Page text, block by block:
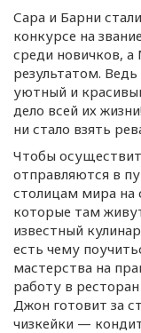
Сара и Барни
конкурсе на
среди новичков, а
результатом.
уютный и
дело всей их
ни стало взять
Чтобы
отправляются в
столицам мира
которые там
известный
есть чему
мастерства на
работу в
Джон готовит за
чизкейки —